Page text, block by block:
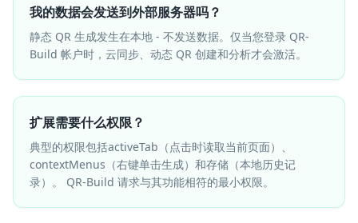
我的数据会发送到外部服务器吗？
静态 QR 生成发生在本地 - 不发送数据。仅当您登录 QR-
Build 帐户时，云同步、动态 QR 创建和分析才会激活。
扩展需要什么权限？
典型的权限包括activeTab（点击时读取当前页面）、
contextMenus（右键单击生成）和存储（本地历史记
录）。 QR-Build 请求与其功能相符的最小权限。